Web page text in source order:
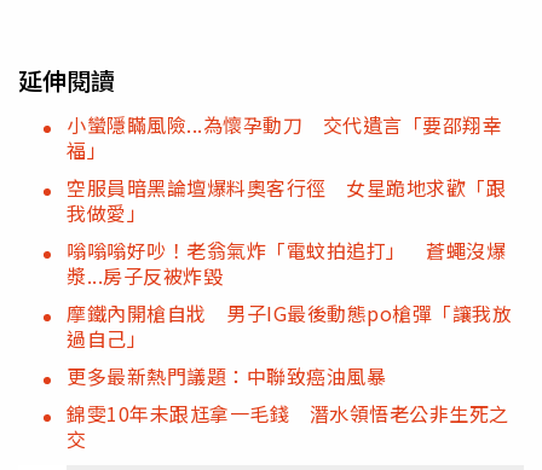
延伸閱讀
小蠻隱瞞風險...為懷孕動刀 交代遺言「要邵翔幸
福」
空服員暗黑論壇爆料奧客行徑 女星跪地求歡「跟
我做愛」
嗡嗡嗡好吵！老翁氣炸「電蚊拍追打」 蒼蠅沒爆
漿...房子反被炸毀
摩鐵內開槍自戕 男子IG最後動態po槍彈「讓我放
過自己」
更多最新熱門議題：中聯致癌油風暴
錦雯10年未跟尪拿一毛錢 潛水領悟老公非生死之
交